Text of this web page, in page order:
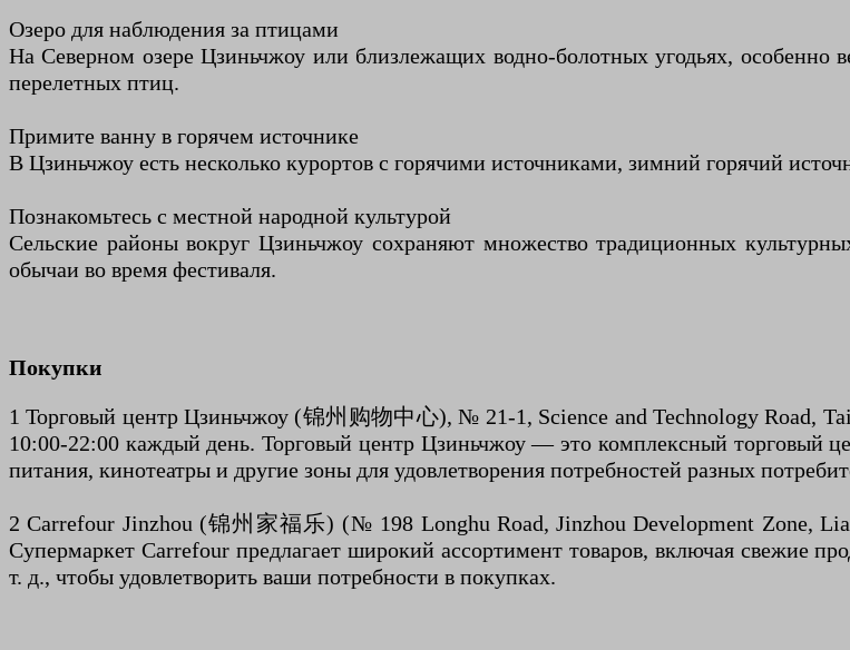
Озеро для наблюдения за птицами
На Северном озере Цзиньчжоу или близлежащих водно-болотных угодьях,
перелетных птиц.
Примите ванну в горячем источнике
В Цзиньчжоу есть несколько курортов с горячими источниками, зимний горячий
Познакомьтесь с местной народной культурой
Сельские районы вокруг Цзиньчжоу сохраняют множество традиционных
обычаи во время фестиваля.
Покупки
1 Торговый центр Цзиньчжоу (锦州购物中心), № 21-1, Science and Technology Road,
10:00-22:00 каждый день. Торговый центр Цзиньчжоу — это комплексный торговый
питания, кинотеатры и другие зоны для удовлетворения потребностей разных
2 Carrefour Jinzhou (锦州家福乐) (№ 198 Longhu Road, Jinzhou Development Zone,
Супермаркет Carrefour предлагает широкий ассортимент товаров, включая свежие
т. д., чтобы удовлетворить ваши потребности в покупках.